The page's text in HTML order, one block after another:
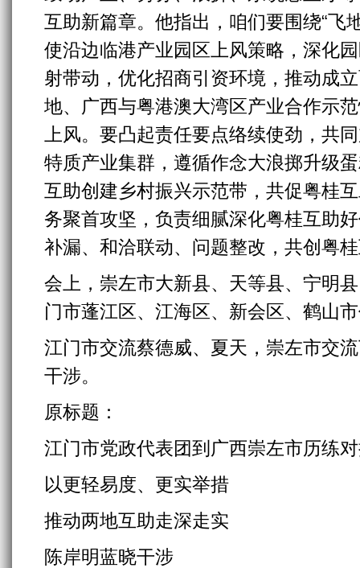
互助新篇章。他指出，咱们要围绕“飞
使沿边临港产业园区上风策略，深化
射带动，优化招商引资环境，推动成
地、广西与粤港澳大湾区产业合作示
上风。要凸起责任要点络续使劲，共
特质产业集群，遵循作念大浪掷升级
互助创建乡村振兴示范带，共促粤桂
务聚首攻坚，负责细腻深化粤桂互助
补漏、和洽联动、问题整改，共创粤
会上，崇左市大新县、天等县、宁明
门市蓬江区、江海区、新会区、鹤山
江门市交流蔡德威、夏天，崇左市交
干涉。
原标题：
江门市党政代表团到广西崇左市历练
以更轻易度、更实举措
推动两地互助走深走实
陈岸明蓝晓干涉